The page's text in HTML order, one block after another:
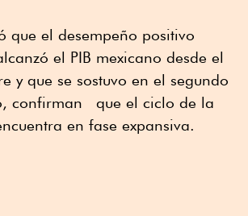
que el desempeño positivo
el PIB mexicano desde el
y que se sostuvo en el segundo
confirman que el ciclo de la
en fase expansiva.